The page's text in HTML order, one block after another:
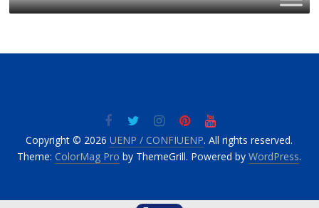
Copyright © 2026UENP / CONFIUENP. All rights reserved.
Theme: ColorMag Pro by ThemeGrill. Powered byWordPress.